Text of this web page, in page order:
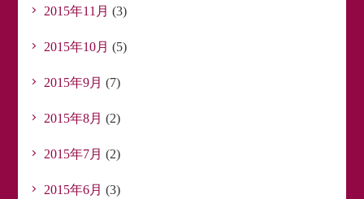
2015年11月 (3)
2015年10月 (5)
2015年9月 (7)
2015年8月 (2)
2015年7月 (2)
2015年6月 (3)